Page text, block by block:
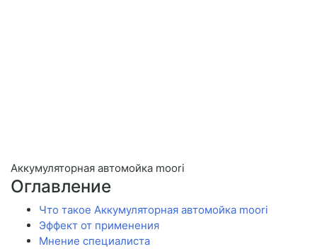
Аккумуляторная автомойка moori
Оглавление
Что такое Аккумуляторная автомойка moori
Эффект от применения
Мнение специалиста